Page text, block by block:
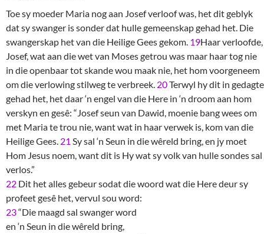
Toe sy moeder Maria nog aan Josef verloof was, het dit geblyk
dat sy swanger is sonder dat hulle gemeenskap gehad het. Die
swangerskap het van die Heilige Gees gekom. 19Haar verloofde,
Josef, wat aan die wet van Moses getrou was maar haar tog nie
in die openbaar tot skande wou maak nie, het hom voorgeneem
om die verlowing stilweg te verbreek. 20Terwyl hy dit in gedagte
gehad het, het daar ‘n engel van die Here in ‘n droom aan hom
verskyn en gesê: “Josef seun van Dawid, moenie bang wees om
met Maria te trou nie, want wat in haar verwek is, kom van die
Heilige Gees. 21 Sy sal ‘n Seun in die wêreld bring, en jy moet
Hom Jesus noem, want dit is Hy wat sy volk van hulle sondes sal
verlos.”
22 Dit het alles gebeur sodat die woord wat die Here deur sy
profeet gesê het, vervul sou word:
23“Die maagd sal swanger word
en ‘n Seun in die wêreld bring,